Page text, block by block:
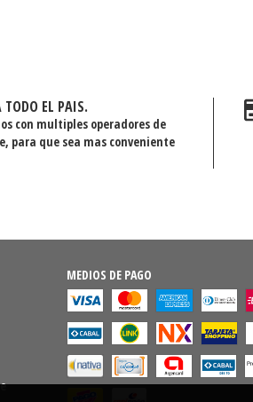
TODO EL PAIS.
con multiples operadores de
para que sea mas conveniente
MEDIOS DE PAGO